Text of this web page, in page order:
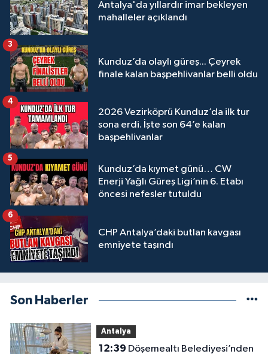
Antalya'da yıllardır imar bekleyen
mahalleler açıklandı
Kunduz’da olaylı güreş... Çeyrek
finale kalan başpehlivanlar belli oldu
3
2026 Vezirköprü Kunduz’da ilk tur
sona erdi. İşte son 64’e kalan
başpehlivanlar
4
Kunduz’da kıymet günü… CW
Enerji Yağlı Güreş Ligi’nin 6. Etabı
öncesi nefesler tutuldu
5
CHP Antalya’daki butlan kavgası
emniyete taşındı
6
Son Haberler
Antalya
12:39